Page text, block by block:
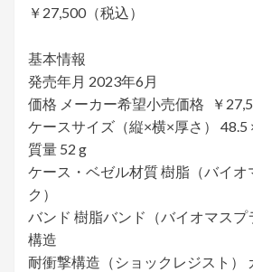
￥27,500（税込）
基本情報
発売年月 2023年6月
価格 メーカー希望小売価格 ￥
ケースサイズ（縦×横×厚さ） 48.5
質量 52 g
ケース・ベゼル材質 樹脂（バイオ
ク）
バンド 樹脂バンド（バイオマスプ
構造
耐衝撃構造（ショックレジスト）